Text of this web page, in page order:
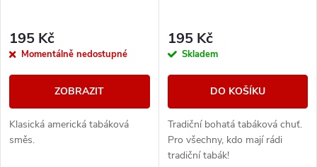
195 Kč
Momentálně nedostupné
ZOBRAZIT
Klasická americká tabáková
směs.
195 Kč
Skladem
DO KOŠÍKU
Tradiční bohatá tabáková chuť.
Pro všechny, kdo mají rádi
tradiční tabák!